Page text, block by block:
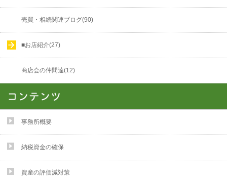
売買・相続関連ブログ(90)
■お店紹介(27)
商店会の仲間達(12)
事務所概要
納税資金の確保
資産の評価減対策